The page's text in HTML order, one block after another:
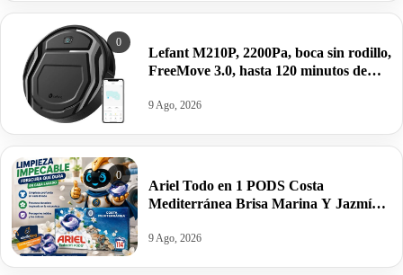
0
Lefant M210P, 2200Pa, boca sin rodillo,
FreeMove 3.0, hasta 120 minutos de
Alexa/Google Home por 89,94€.
9 Ago, 2026
0
Ariel Todo en 1 PODS Costa
Mediterránea Brisa Marina Y Jazmín,
27,99€ antes 39,92€.
9 Ago, 2026